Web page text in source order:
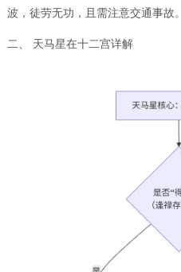
波，徒劳无功，且需注意交通事故。
二、 天马星在十二宫详解